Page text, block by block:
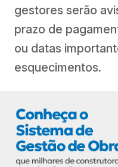
gestores serão
prazo de
ou datas
esquecimentos.